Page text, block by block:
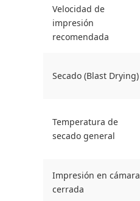
Velocidad de
impresión
recomendada
Secado (Blast Drying)
Temperatura de
secado general
Impresión en cámara
cerrada